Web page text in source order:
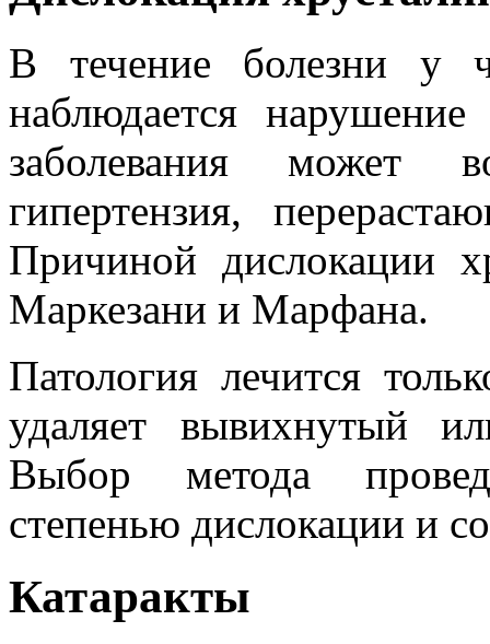
В течение болезни у
наблюдается
заболевания может
гипертензия,
Причиной дислокации
Маркезани и Марфана.
Патология лечится
удаляет вывихнутый
Выбор метода
степенью дислокации и
Катаракты